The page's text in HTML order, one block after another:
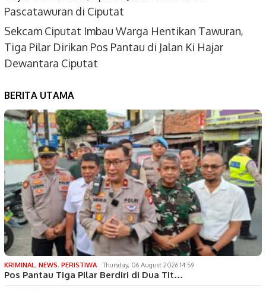
Pascatawuran di Ciputat
Sekcam Ciputat Imbau Warga Hentikan Tawuran,
Tiga Pilar Dirikan Pos Pantau di Jalan Ki Hajar
Dewantara Ciputat
BERITA UTAMA
KRIMINAL, NEWS, PERISTIWA Thursday, 06 August 2026 14:59
Pos Pantau Tiga Pilar Berdiri di Dua Tit…